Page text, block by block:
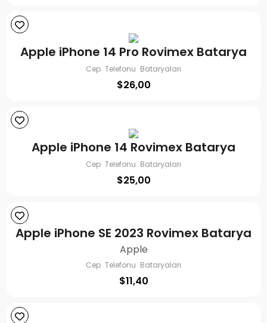
Apple iPhone 14 Pro Rovimex Batarya
Cep Telefonu Bataryaları
$26,00
Apple iPhone 14 Rovimex Batarya
Cep Telefonu Bataryaları
$25,00
Apple iPhone SE 2023 Rovimex Batarya
Apple
Cep Telefonu Bataryaları
$11,40